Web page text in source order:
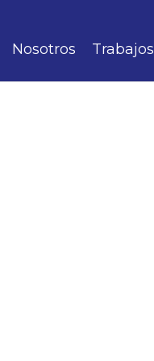
Nosotros Trabajos